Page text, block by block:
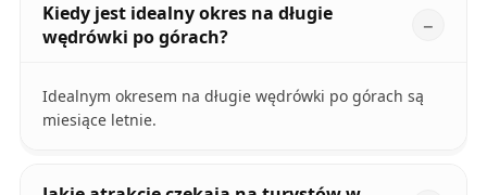
Kiedy jest idealny okres na długie
wędrówki po górach?
Idealnym okresem na długie wędrówki po górach są
miesiące letnie.